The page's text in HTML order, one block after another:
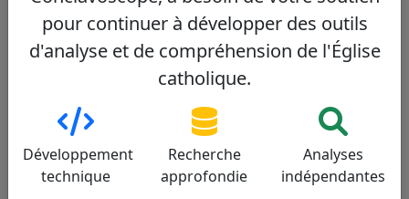
ouverture.
Voir le profil
32/100
Paulo Cezar Costa
pour continuer à développer des outils
d'analyse et de compréhension de l'Église
catholique.
Développement
technique
Recherche
approfondie
Analyses
indépendantes